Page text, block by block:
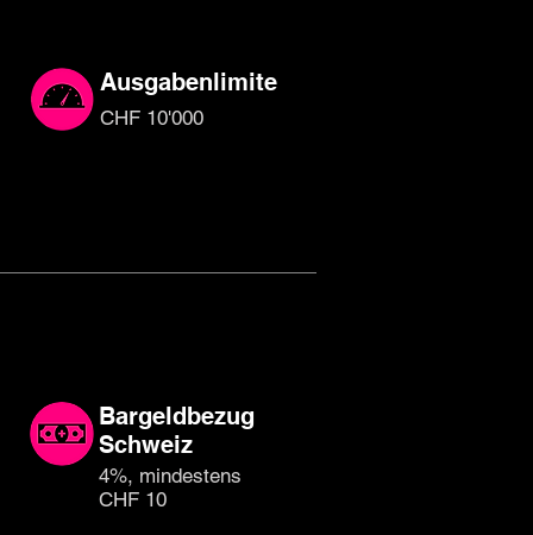
Ausgabenlimite
CHF 10'000
Bargeldbezug
Schweiz
4%, mindestens
CHF 10